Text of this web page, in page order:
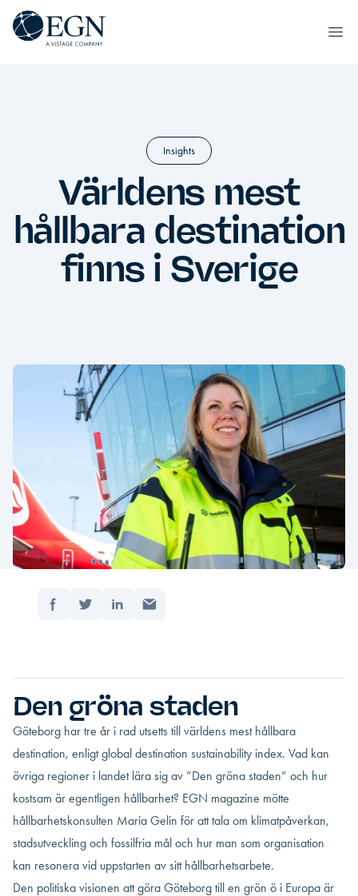
Hoppa till innehåll
Executives' Global Network
Insights
Världens mest
hållbara destination
finns i Sverige
Den gröna staden
Göteborg har tre år i rad utsetts till världens mest hållbara
destination, enligt global destination sustainability index. Vad kan
övriga regioner i landet lära sig av ”Den gröna staden” och hur
kostsam är egentligen hållbarhet? EGN magazine mötte
hållbarhetskonsulten Maria Gelin för att tala om klimatpåverkan,
stadsutveckling och fossilfria mål och hur man som organisation
kan resonera vid uppstarten av sitt hållbarhetsarbete.
Den politiska visionen att göra Göteborg till en grön ö i Europa är